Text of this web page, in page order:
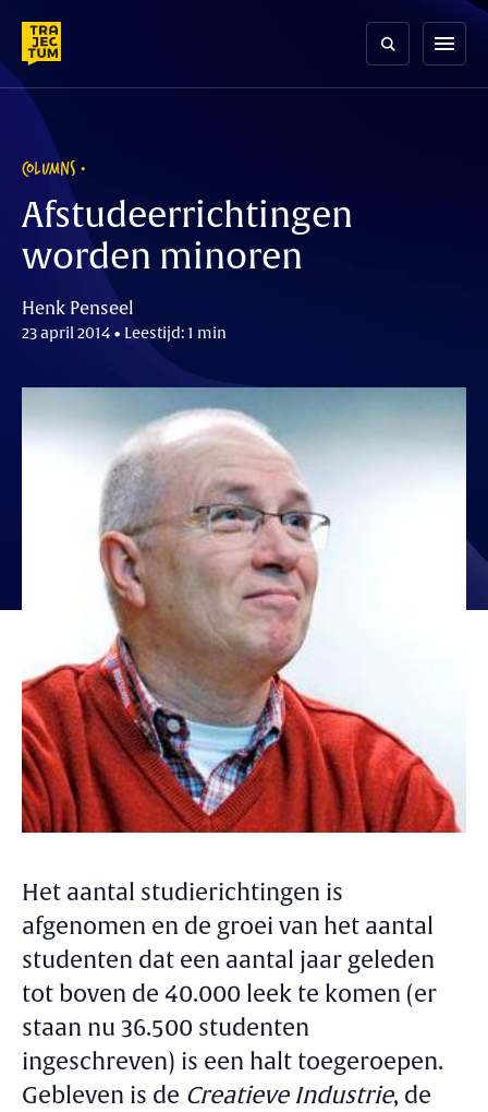
content
menu
COLUMNS
Afstudeerrichtingen
worden minoren
Henk Penseel
23 april 2014 • Leestijd: 1 min
Het aantal studierichtingen is
afgenomen en de groei van het aantal
studenten dat een aantal jaar geleden
tot boven de 40.000 leek te komen (er
staan nu 36.500 studenten
ingeschreven) is een halt toegeroepen.
Gebleven is de Creatieve Industrie, de